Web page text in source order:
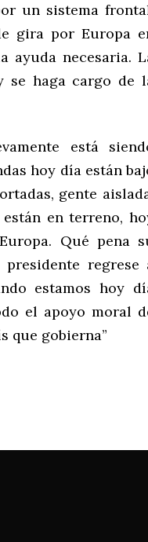
un sistema
gira por Europa
ayuda necesaria.
se haga cargo de
está
hoy día están
gente
en terreno,
Qué pena
regrese
estamos hoy
el apoyo moral
que gobierna”